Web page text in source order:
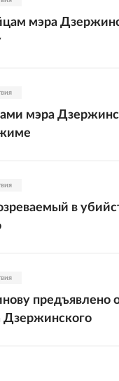
мэра
мэра
в
предъявлено
Дзержинского